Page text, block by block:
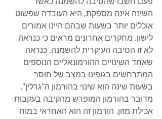
השינה אינה מספקת, היא העובדה שפשוט
אוכלים יותר בשעות שבהם היינו אמורים
לישון. מחקרים אחרונים מראים כי כנראה
לא זו הסיבה העיקרית להשמנה. כנראה
שאחד השינויים ההורמונאליים הנוספים
המתרחשים בגופינו במצב של חוסר
בשעות שינה הוא שינוי בהורמון ה"גרלין".
מדובר בהורמון המופרש מהקיבה בעקבות
אכילת מזון. הורמון זה הוא האחראי במוח